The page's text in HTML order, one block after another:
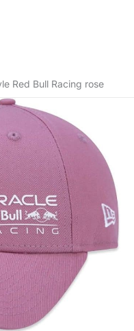
Red Bull Racing rose